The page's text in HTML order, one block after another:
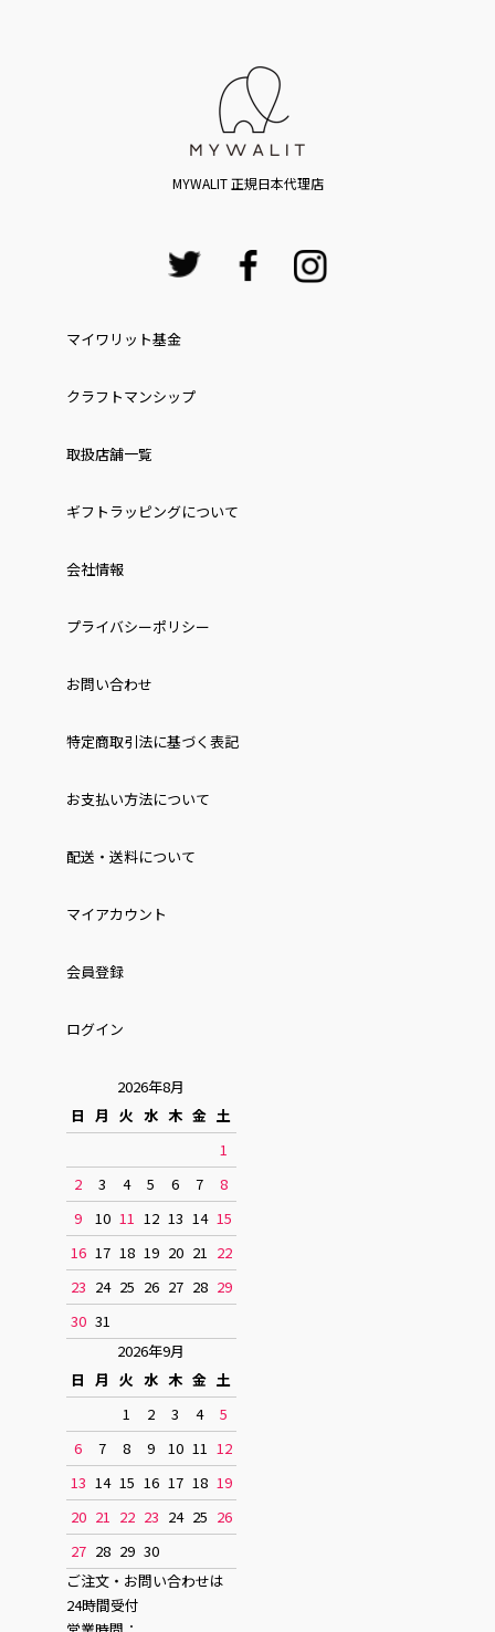
MYWALIT 正規日本代理店
マイワリット基金
クラフトマンシップ
取扱店舗一覧
ギフトラッピングについて
会社情報
プライバシーポリシー
お問い合わせ
特定商取引法に基づく表記
お⽀払い⽅法について
配送・送料について
マイアカウント
会員登録
ログイン
2026年8月
日 月 火 水 木 金 土
1
2
3 4 5 6 7
8
9
10 11 12 13 14 15
16 17 18 19 20 21 22
23 24 25 26 27 28 29
30 31
2026年9月
日 月 火 水 木 金 土
1
2 3 4
5
6
7 8 9 10 11 12
13 14 15 16 17 18 19
20 21 22 23 24 25 26
27 28 29 30
ご注文・お問い合わせは
24時間受付